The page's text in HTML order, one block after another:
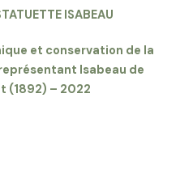
ISABEAU
et conservation de la
Isabeau de
(1892) – 2022